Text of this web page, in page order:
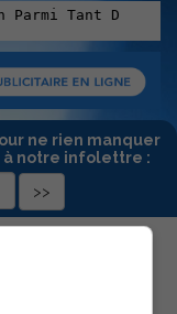
ne rien manquer
à notre infolettre :
IMPATIENTS